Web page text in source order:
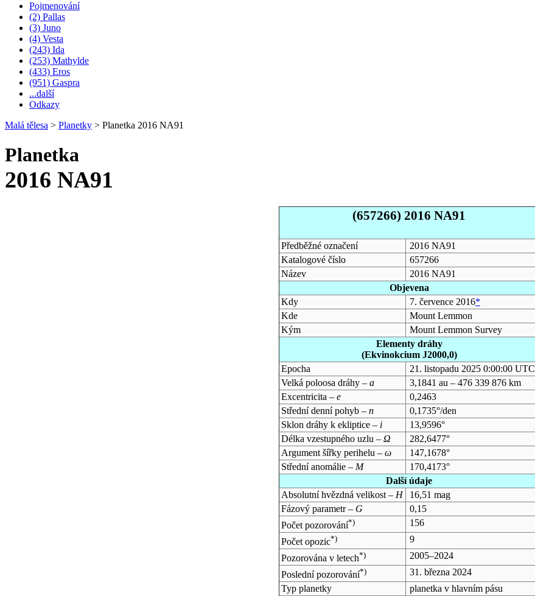
Pojmenování
(2) Pallas
(3) Juno
(4) Vesta
(243) Ida
(253) Mathylde
(433) Eros
(951) Gaspra
...další
Odkazy
Malá tělesa > Planetky > Planetka 2016 NA91
Planetka
2016 NA91
(657266) 2016 NA91
Předběžné označení
2016 NA91
Katalogové číslo
657266
Název
2016 NA91
Objevena
Kdy
7. července 2016*
Kde
Mount Lemmon
Kým
Mount Lemmon Survey
Elementy dráhy
(Ekvinokcium J2000,0)
Epocha
21. listopadu 2025 0:00:00 UTC
Velká poloosa dráhy – a
3,1841 au – 476 339 876 km
Excentricita – e
0,2463
Střední denní pohyb – n
0,1735°/den
Sklon dráhy k ekliptice – i
13,9596°
Délka vzestupného uzlu – Ω
282,6477°
Argument šířky perihelu – ω
147,1678°
Střední anomálie – M
170,4173°
Další údaje
Absolutní hvězdná velikost – H
16,51 mag
Fázový parametr – G
0,15
Počet pozorování*)
156
Počet opozic*)
9
Pozorována v letech*)
2005–2024
Poslední pozorování*)
31. března 2024
Typ planetky
planetka v hlavním pásu